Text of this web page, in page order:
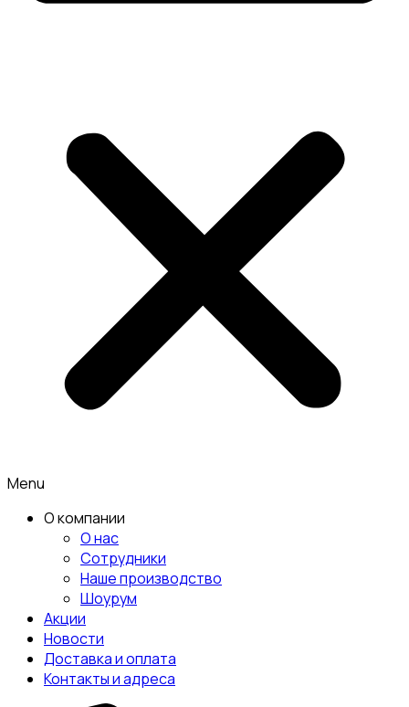
Menu
О компании
О нас
Сотрудники
Наше производство
Шоурум
Акции
Новости
Доставка и оплата
Контакты и адреса